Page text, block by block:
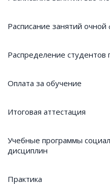
Расписание занятий
Распределение студентов
Оплата за обучение
Итоговая аттестация
Учебные программы
дисциплин
Практика